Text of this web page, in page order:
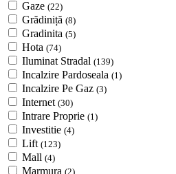
Gaze (22)
Grădiniță (8)
Gradinita (5)
Hota (74)
Iluminat Stradal (139)
Incalzire Pardoseala (1)
Incalzire Pe Gaz (3)
Internet (30)
Intrare Proprie (1)
Investitie (4)
Lift (123)
Mall (4)
Marmura (2)